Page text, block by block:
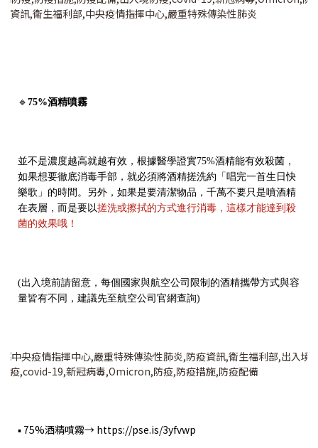
🔹 75%酒精噴霧
並不是濃度越高就越有效，根據醫學證實75%酒精能有效殺菌，
如果想要徹底消毒手部，就必須將酒精搓洗約「唱完一首生日快
樂歌」的時間。另外，如果是要清潔物品，千萬不要只是噴酒精
在表層，而是要以搓洗或擦拭的方式進行消毒，這樣才能達到殺
菌的效果哦！
(出入境前請留意，每個國家與航空公司限制的酒精攜帶方式與容
量皆有不同，建議先至航空公司官網查詢)
▪ 75%酒精噴霧→ https://pse.is/3yfvwp